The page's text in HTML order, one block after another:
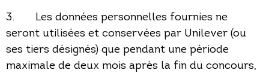
3. Les données personnelles fournies ne
seront utilisées et conservées par Unilever (ou
ses tiers désignés) que pendant une période
maximale de deux mois après la fin du concours,